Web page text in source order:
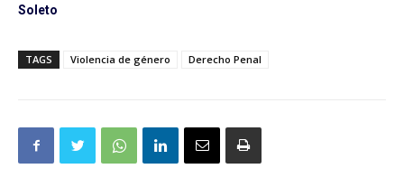
Soleto
TAGS Violencia de género Derecho Penal